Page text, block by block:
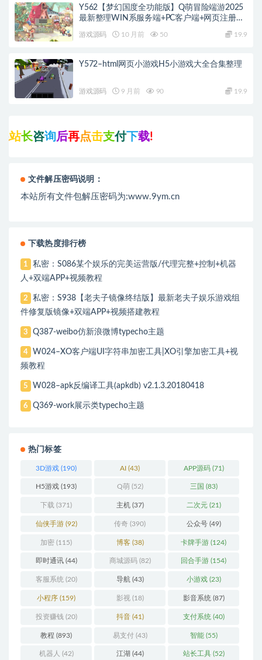
Y562【梦幻国度全功能版】Q萌冒险端游2025
最新整理WIN系服务端+PC客户端+网页注册
游戏源码 10 月前 50 19.9
Y572–html网页小游戏H5小游戏大全合集整理
游戏源码 9 月前 90 19.9
咨询后再 点击支付下载!
文件解压密码说明：
本站所有文件包解压密码为:www.9ym.cn
下载热度排行榜
1
私密：S086某个娱乐的完美运营版/代理完整+控制+机器
人+双端APP+视频教程
2
私密：S938【老夫子镜像终结版】最新老夫子娱乐游戏组
件修复版镜像+双端APP+视频搭建教程
3 Q387-weibo仿新浪微博typecho主题
4
W024–XO客户端UI字符串加密工具|XO引擎加密工具+视
频教程
5 W028–apk反编译工具(apkdb) v2.1.3.20180418
6 Q369-work展示类typecho主题
热门标签
3D游戏 (190) AI (43) APP源码(71)
H5游戏 (193) Q萌 (52) 三国 (83)
下载 (371) 主机(37) 二次元(21)
仙侠手游(92) 传奇 (390) 公众号(49)
加密 (115) 博客(38) 卡牌手游 (124)
即时通讯(44) 商城源码(82) 回合手游 (154)
客服系统 (20) 导航(43) 小游戏(23)
小程序 (159) 影视(18) 影音系统 (87)
投资赚钱 (20) 抖音(41) 支付系统 (40)
教程 (893) 易支付(43) 智能(55)
机器人 (42) 江湖 (44) 站长工具(52)